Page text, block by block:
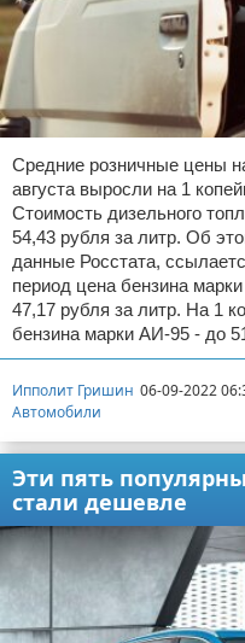
Средние розничные цены
августа выросли на 1
Стоимость дизельного
54,43 рубля за литр. Об
данные Росстата,
период цена бензина
47,17 рубля за литр. На 1
бензина марки АИ-95 - до
Ипполит Гришин 06-09-2022
Автомобили
Эти пять
стали дешевле